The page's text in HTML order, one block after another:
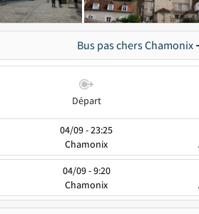
Bus pas chers Chamonix
Départ
04/09 - 23:25
Chamonix
04/09 - 9:20
Chamonix